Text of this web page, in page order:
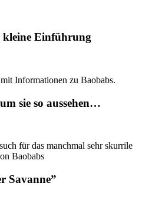
kleine Einführung
Informationen zu Baobabs.
sie so aussehen…
für das manchmal sehr skurrile
Baobabs
Savanne”